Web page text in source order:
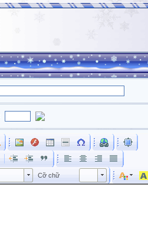
Cỡ chữ Kích cỡ phông